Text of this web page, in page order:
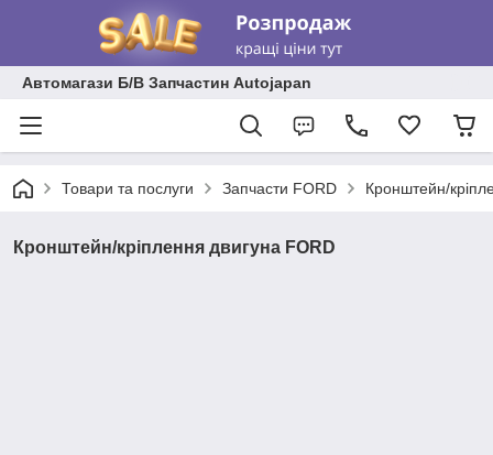
Автомагази Б/В Запчастин Autojapan
Товари та послуги Запчасти FORD Кронштейн/
Кронштейн/кріплення двигуна FORD